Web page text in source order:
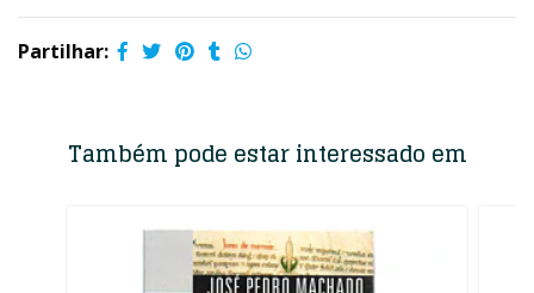
Partilhar:
Também pode estar interessado em